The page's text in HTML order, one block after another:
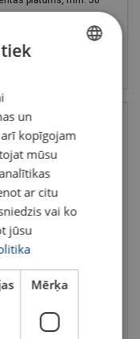
stropes ar cilpām
PWE r-PET
: 1 - 3 tonnas
Lentas platums, mm: 50 - 90
TRANSLATION
un
kopīgojam
mūsu
ar citu
vai ko
jūsu
Mērķa